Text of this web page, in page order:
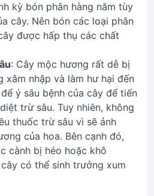
kỳ bón phân hàng năm tùy
cây. Nên bón các loại phân
được hấp thụ các chất
: Cây mộc hương rất dễ bị
xâm nhập và làm hư hại đến
ý sâu bệnh của cây để tiến
trừ sâu. Tuy nhiên, không
thuốc trừ sâu vì sẽ ảnh
của hoa. Bên cạnh đó,
cành bị héo hoặc khô
có thể sinh trưởng xum